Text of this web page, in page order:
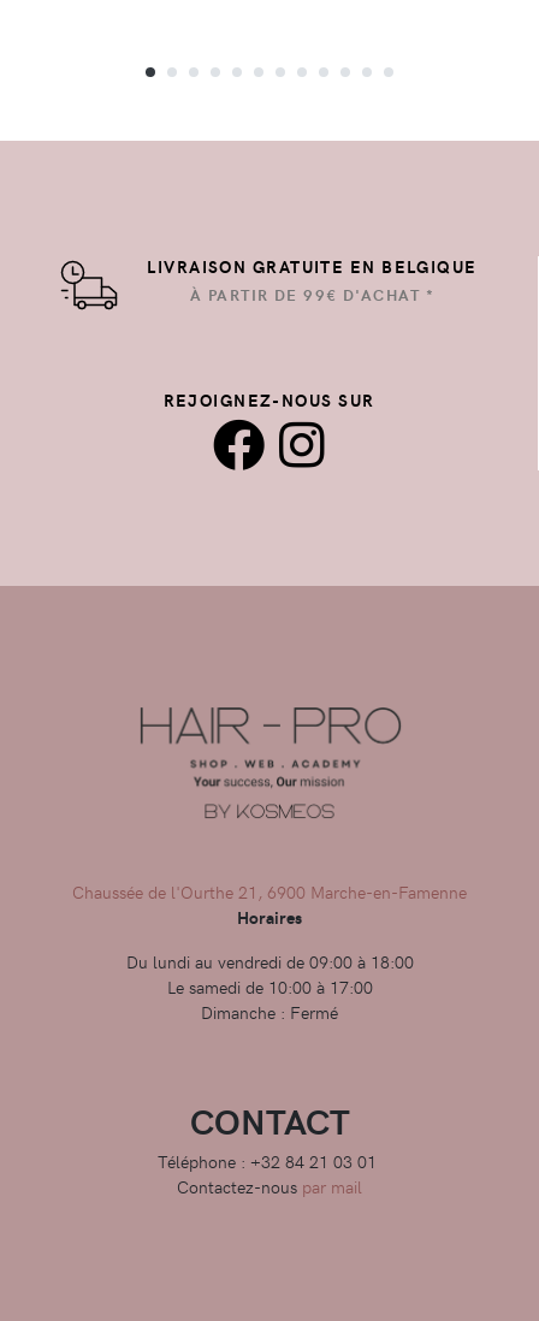
LIVRAISON GRATUITE EN BELGIQUE
À PARTIR DE 99€ D'ACHAT *
REJOIGNEZ-NOUS SUR
Chaussée de l'Ourthe 21, 6900 Marche-en-Famenne
Horaires
Du lundi au vendredi de 09:00 à 18:00
Le samedi de 10:00 à 17:00
Dimanche : Fermé
CONTACT
Téléphone : +32 84 21 03 01
Contactez-nous par mail